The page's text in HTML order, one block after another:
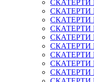
СКАТЕРТИ
СКАТЕРТИ
СКАТЕРТИ
СКАТЕРТИ
СКАТЕРТИ